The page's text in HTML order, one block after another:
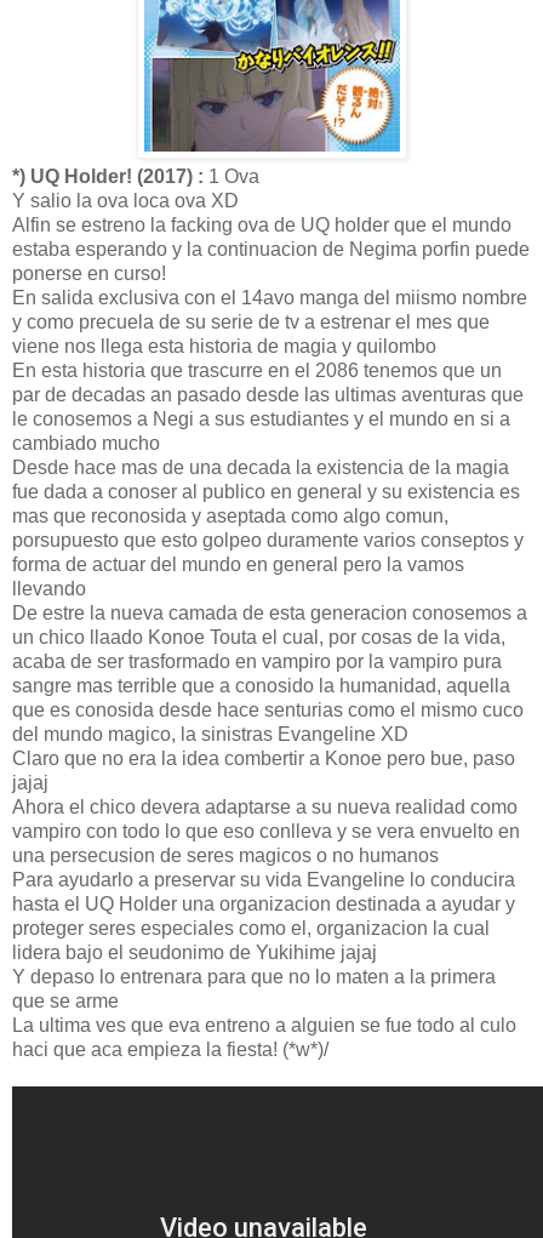
*) UQ Holder! (2017) : 1 Ova
Y salio la ova loca ova XD
Alfin se estreno la facking ova de UQ holder que el mundo
estaba esperando y la continuacion de Negima porfin puede
ponerse en curso!
En salida exclusiva con el 14avo manga del miismo nombre
y como precuela de su serie de tv a estrenar el mes que
viene nos llega esta historia de magia y quilombo
En esta historia que trascurre en el 2086 tenemos que un
par de decadas an pasado desde las ultimas aventuras que
le conosemos a Negi a sus estudiantes y el mundo en si a
cambiado mucho
Desde hace mas de una decada la existencia de la magia
fue dada a conoser al publico en general y su existencia es
mas que reconosida y aseptada como algo comun,
porsupuesto que esto golpeo duramente varios conseptos y
forma de actuar del mundo en general pero la vamos
llevando
De estre la nueva camada de esta generacion conosemos a
un chico llaado Konoe Touta el cual, por cosas de la vida,
acaba de ser trasformado en vampiro por la vampiro pura
sangre mas terrible que a conosido la humanidad, aquella
que es conosida desde hace senturias como el mismo cuco
del mundo magico, la sinistras Evangeline XD
Claro que no era la idea combertir a Konoe pero bue, paso
jajaj
Ahora el chico devera adaptarse a su nueva realidad como
vampiro con todo lo que eso conlleva y se vera envuelto en
una persecusion de seres magicos o no humanos
Para ayudarlo a preservar su vida Evangeline lo conducira
hasta el UQ Holder una organizacion destinada a ayudar y
proteger seres especiales como el, organizacion la cual
lidera bajo el seudonimo de Yukihime jajaj
Y depaso lo entrenara para que no lo maten a la primera
que se arme
La ultima ves que eva entreno a alguien se fue todo al culo
haci que aca empieza la fiesta! (*w*)/